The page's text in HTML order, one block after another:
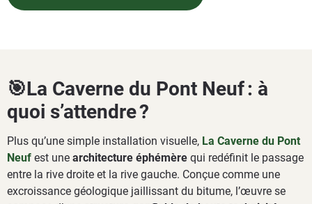
🎯La Caverne du Pont Neuf : à
quoi s’attendre ?
Plus qu’une simple installation visuelle, La Caverne du Pont
Neuf est une architecture éphémère qui redéfinit le passage
entre la rive droite et la rive gauche. Conçue comme une
excroissance géologique jaillissant du bitume, l’œuvre se